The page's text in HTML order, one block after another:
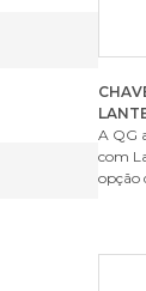
A QG
com
opção